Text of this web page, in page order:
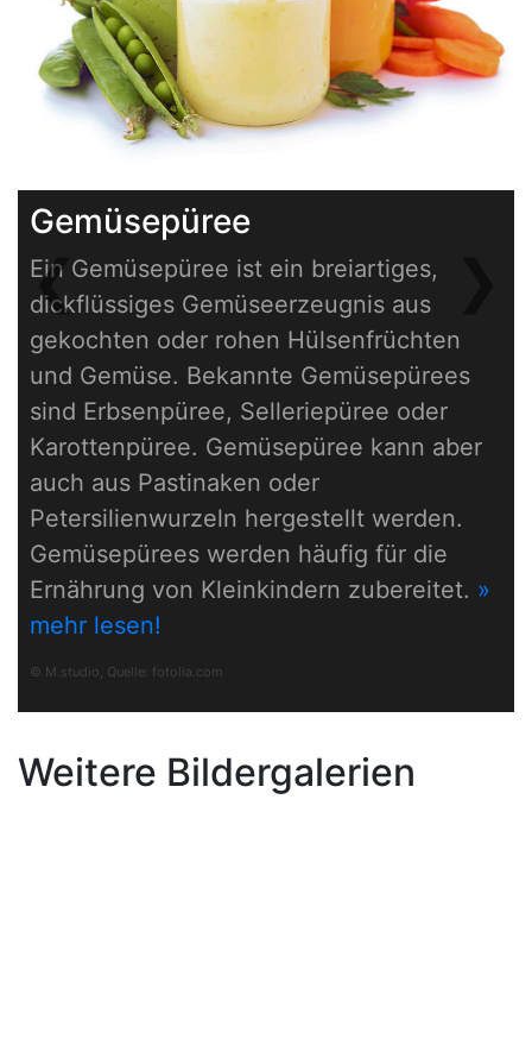
Gemüsepüree
Ein Gemüsepüree ist ein breiartiges,
dickflüssiges Gemüseerzeugnis aus
gekochten oder rohen Hülsenfrüchten
und Gemüse. Bekannte Gemüsepürees
sind Erbsenpüree, Selleriepüree oder
Karottenpüree. Gemüsepüree kann aber
auch aus Pastinaken oder
Petersilienwurzeln hergestellt werden.
Gemüsepürees werden häufig für die
Ernährung von Kleinkindern zubereitet. »
mehr lesen!
© M.studio, Quelle: fotolia.com
❮Previous
Weitere Bildergalerien